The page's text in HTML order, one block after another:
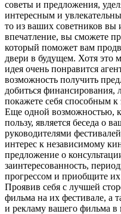
советы и предложения,
интересным и
то из ваших советников вы
впечатление, вы сможете
который поможет вам
двери в будущем. Хотя это
идея очень понравится
возможность получить
добиться финансирования,
покажете себя способным к
Еще одной возможностью,
пользу, является беседа о
руководителями
интерес к независимому
предложение о
заинтересованность,
прогрессом и приобщите
Проявив себя с лучшей
фильма на их фестивале, а
и рекламу вашего фильма